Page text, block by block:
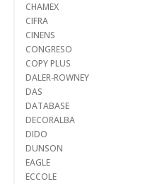
CHAMEX
CIFRA
CINENS
CONGRESO
COPY PLUS
DALER-ROWNEY
DAS
DATABASE
DECORALBA
DIDO
DUNSON
EAGLE
ECCOLE